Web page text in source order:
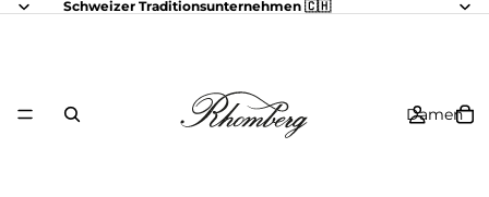
Schweizer Traditionsunternehmen 🇨🇭
Damen